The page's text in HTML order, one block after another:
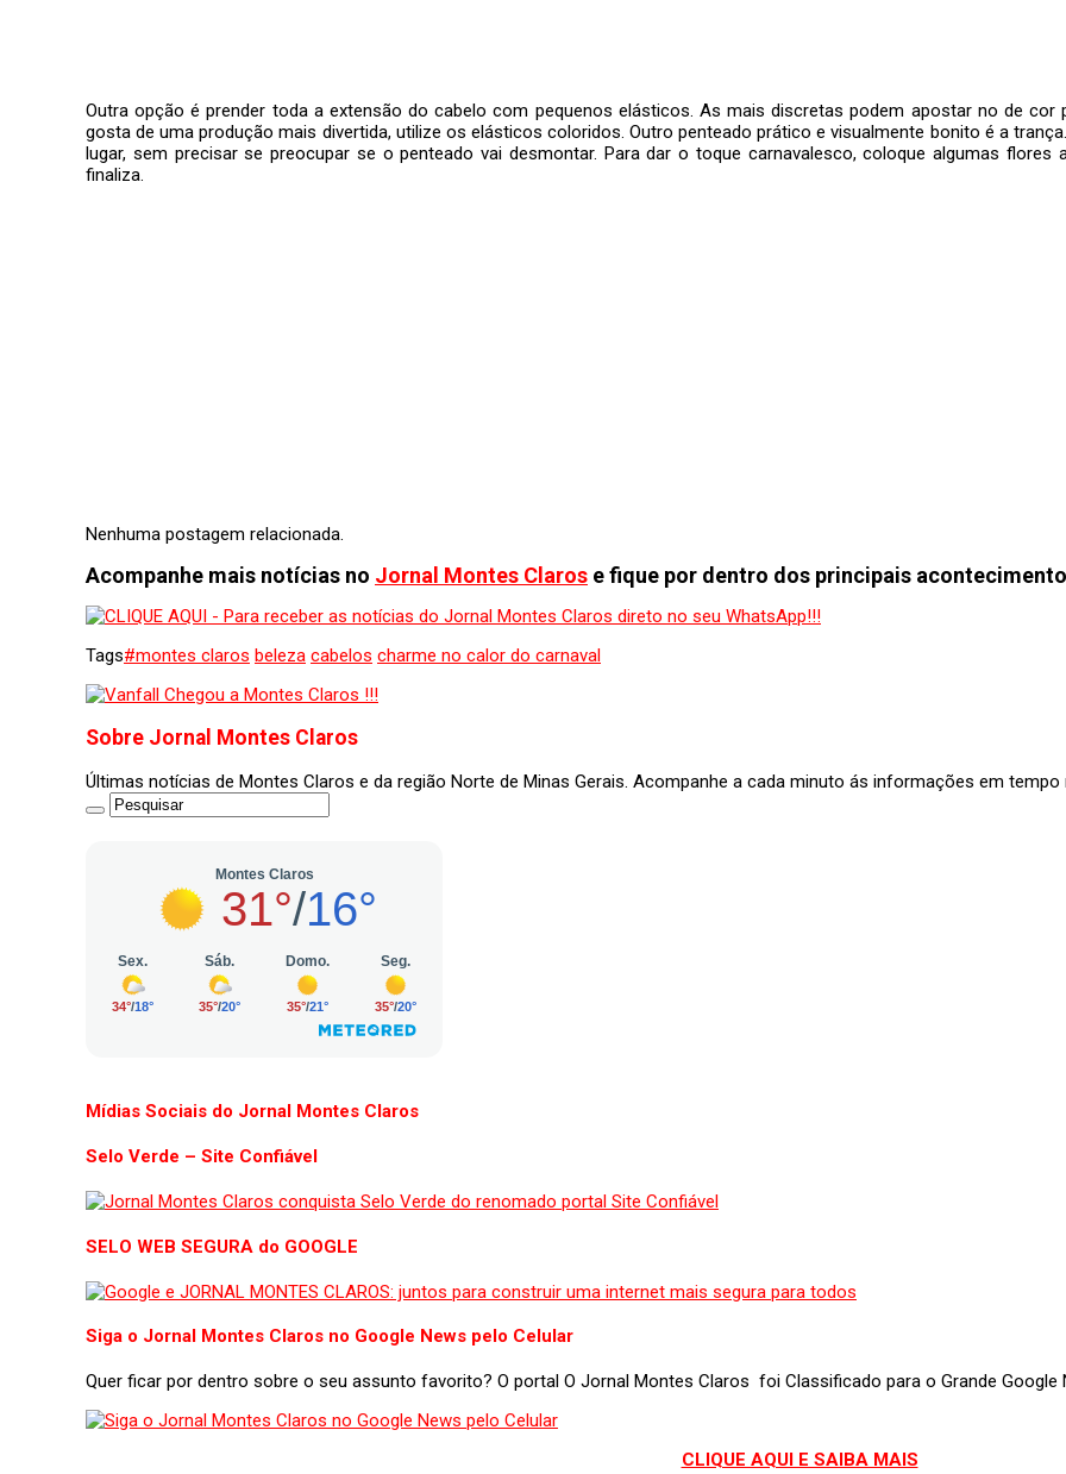
Outra opção é prender toda a extensão do cabelo com pequenos elásticos. As mais discretas podem apostar no de
gosta de uma produção mais divertida, utilize os elásticos coloridos. Outro penteado prático e visualmente bonito é a
lugar, sem precisar se preocupar se o penteado vai desmontar. Para dar o toque carnavalesco, coloque algumas
finaliza.
Nenhuma postagem relacionada.
Acompanhe mais notícias no Jornal Montes Claros e fique por dentro dos principais
Tags#montes claros beleza cabelos charme no calor do carnaval
Sobre Jornal Montes Claros
Últimas notícias de Montes Claros e da região Norte de Minas Gerais. Acompanhe a cada minuto ás informações em
Mídias Sociais do Jornal Montes Claros
Selo Verde – Site Confiável
SELO WEB SEGURA do GOOGLE
Siga o Jornal Montes Claros no Google News pelo Celular
Quer ficar por dentro sobre o seu assunto favorito? O portal O Jornal Montes Claros foi Classificado para o Grande Google
CLIQUE AQUI E SAIBA MAIS